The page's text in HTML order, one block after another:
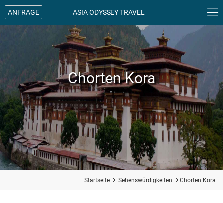

ANFRAGE ASIA ODYSSEY TRAVEL
Chorten Kora
Startseite  Sehenswürdigkeiten  Chorten Kora